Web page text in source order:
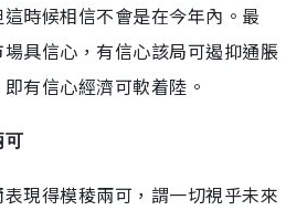
時候相信不會是在今年內。最
具信心，有信心該局可遏抑通脹
有信心經濟可軟着陸。
可
現得模稜兩可，謂一切視乎未來